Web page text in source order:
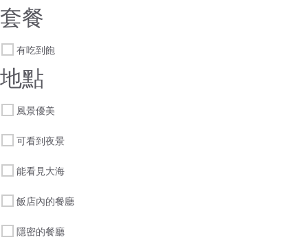
套餐
有吃到飽
地點
風景優美
可看到夜景
能看見大海
飯店內的餐廳
隱密的餐廳